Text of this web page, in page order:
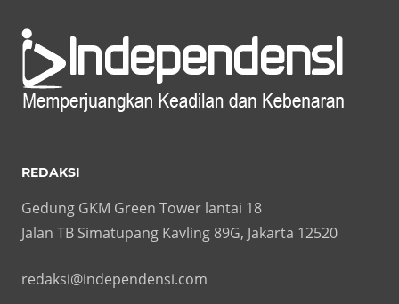
REDAKSI
Gedung GKM Green Tower lantai 18
Jalan TB Simatupang Kavling 89G, Jakarta 12520
redaksi@independensi.com